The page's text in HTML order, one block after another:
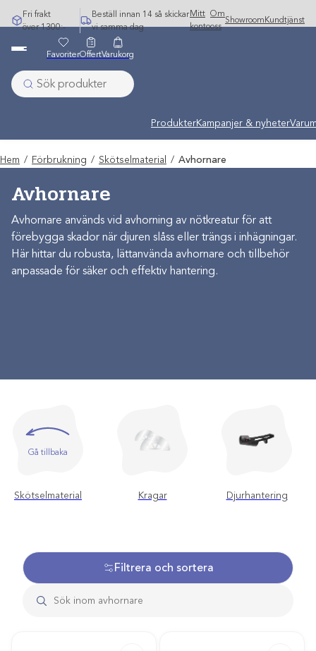
Hoppa
till
Fri frakt
över 1300:-
Beställ innan 14 så skickar
vi samma dag
Mitt
konto
Om
oss
Showroom Kundtjänst
ProdukterKampanjer & nyheter
FavoriterOffertVarukorg
Hem / Förbrukning / Skötselmaterial / Avhornare
Avhornare
Avhornare används vid avhorning av nötkreatur för att
förebygga skador när djuren slåss eller trängs i inhägningar.
Här hittar du robusta, lättanvända avhornare och tillbehör
anpassade för säker och effektiv hantering.
Gå tillbaka
Skötselmaterial Kragar Djurhantering
Filtrera och sortera